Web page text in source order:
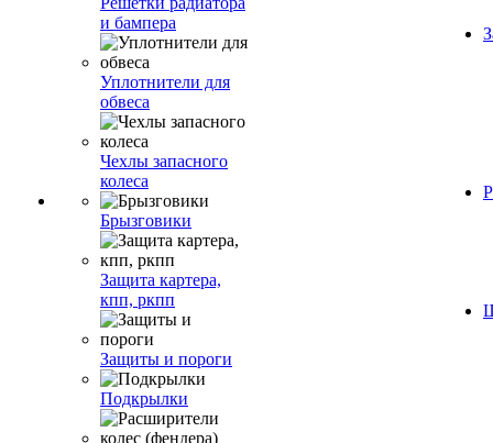
и бампера
Уплотнители для
обвеса
Чехлы запасного
колеса
Брызговики
Защита картера,
кпп, ркпп
Защиты и пороги
Подкрылки